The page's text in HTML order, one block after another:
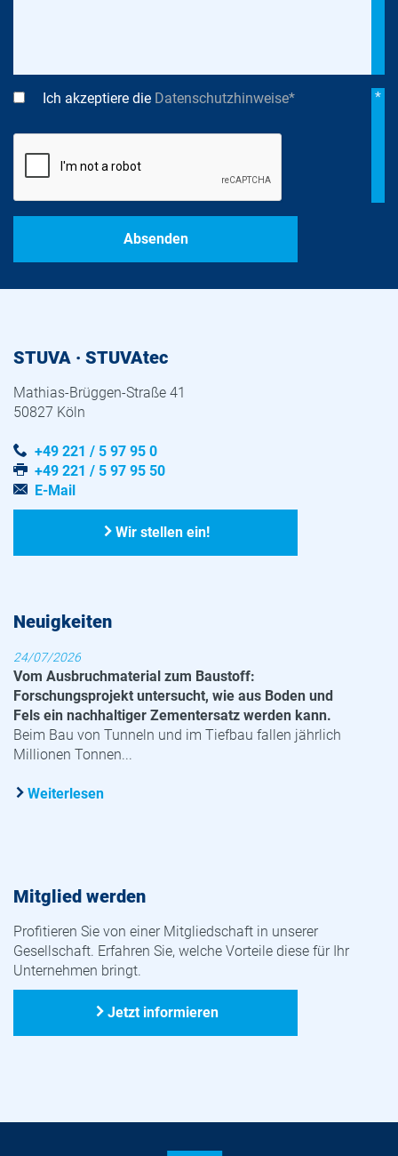
Ich akzeptiere die Datenschutzhinweise* *
STUVA · STUVAtec
Mathias-Brüggen-Straße 41
50827 Köln
+49 221 / 5 97 95 0
+49 221 / 5 97 95 50
E-Mail
Wir stellen ein!
Neuigkeiten
24/07/2026
Vom Ausbruchmaterial zum Baustoff:
Forschungsprojekt untersucht, wie aus Boden und
Fels ein nachhaltiger Zementersatz werden kann.
Beim Bau von Tunneln und im Tiefbau fallen jährlich
Millionen Tonnen...
Weiterlesen
Mitglied werden
Profitieren Sie von einer Mitgliedschaft in unserer
Gesellschaft. Erfahren Sie, welche Vorteile diese für Ihr
Unternehmen bringt.
Jetzt informieren